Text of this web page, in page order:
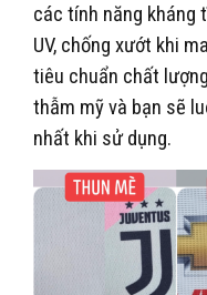
các tính năng kháng
UV, chống xướt khi
tiêu chuẩn chất
thẫm mỹ và bạn sẽ
nhất khi sử dụng.